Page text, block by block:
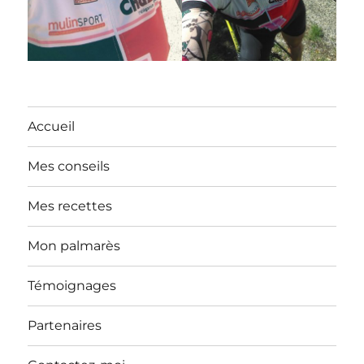
Accueil
Mes conseils
Mes recettes
Mon palmarès
Témoignages
Partenaires